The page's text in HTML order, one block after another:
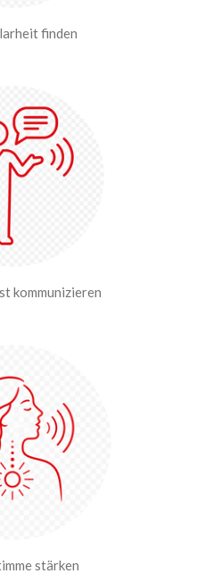
finden
kommunizieren
stärken